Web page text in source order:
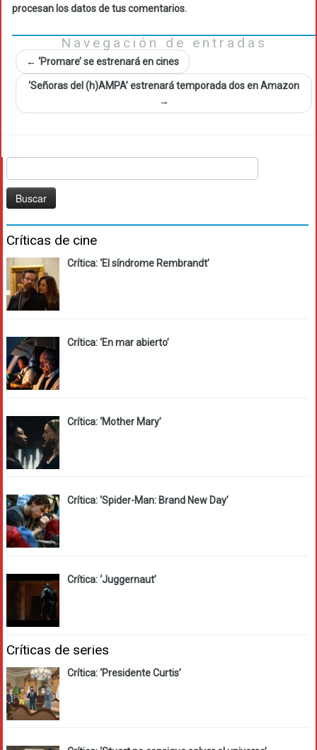
procesan los datos de tus comentarios.
Navegación de entradas
← ‘Promare’ se estrenará en cines
‘Señoras del (h)AMPA’ estrenará temporada dos en Amazon
→
Críticas de cine
Crítica: ‘El síndrome Rembrandt’
Crítica: ‘En mar abierto’
Crítica: ‘Mother Mary’
Crítica: ‘Spider-Man: Brand New Day’
Crítica: ‘Juggernaut’
Críticas de series
Crítica: ‘Presidente Curtis’